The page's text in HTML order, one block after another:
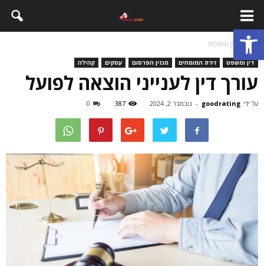
פתח סרגל נגישות
בית דין ומשפט
דין ומשפט זירת המומחים מגזין הפרסום עסקים קהילה
עורך דין לענייני הוצאה לפועל
על ידי goodrating
- נובמבר 2, 2024 387
0